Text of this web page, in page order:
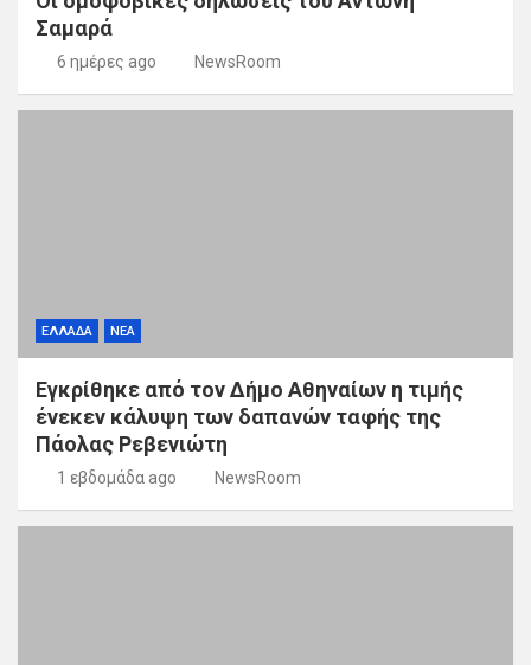
Σαμαρά
6 ημέρες ago NewsRoom
ΕΛΛΑΔΑ ΝΕΑ
Εγκρίθηκε από τον Δήμο Αθηναίων η τιμής
ένεκεν κάλυψη των δαπανών ταφής της
Πάολας Ρεβενιώτη
1 εβδομάδα ago NewsRoom